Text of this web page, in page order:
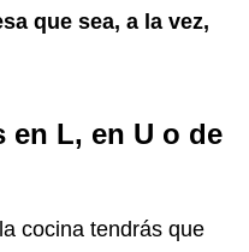
que sea, a la vez,
en L, en U o de
cocina tendrás que